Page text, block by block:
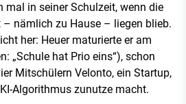
mal in seiner Schulzeit, wenn die
nämlich zu Hause – liegen blieb.
her: Heuer maturierte er am
„Schule hat Prio eins“), schon
Mitschülern Velonto, ein Startup,
Algorithmus zunutze macht.